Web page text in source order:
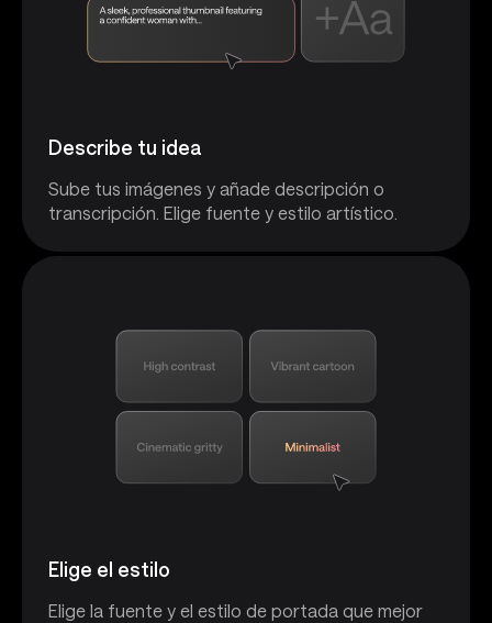
Describe tu idea
Sube tus imágenes y añade descripción o
transcripción. Elige fuente y estilo artístico.
Elige el estilo
Elige la fuente y el estilo de portada que mejor